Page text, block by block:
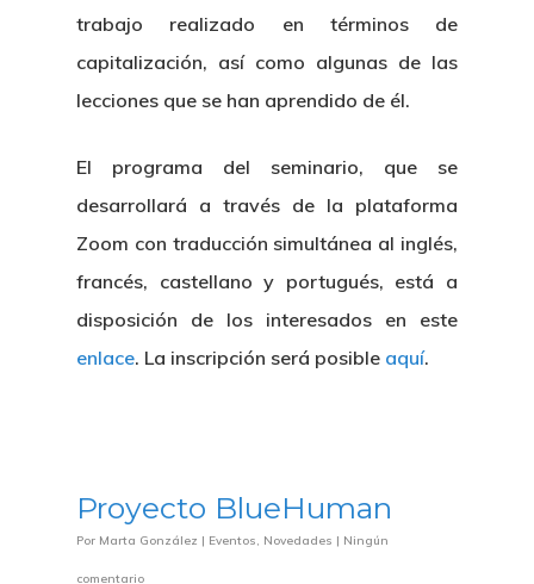
trabajo realizado en términos de
capitalización, así como algunas de las
lecciones que se han aprendido de él.
El programa del seminario, que se
desarrollará a través de la plataforma
Zoom con traducción simultánea al inglés,
francés, castellano y portugués, está a
disposición de los interesados en este
enlace. La inscripción será posible aquí.
Proyecto BlueHuman
Por Marta González | Eventos, Novedades | Ningún
comentario